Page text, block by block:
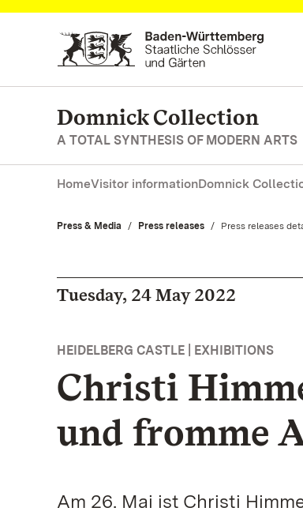
Navigate to main page
Domnick Collection
A TOTAL SYNTHESIS OF MODERN ARTS
HomeVisitor informationDomnick
Press & Media Press releases Current:
Press releases
Tuesday, 24 May 2022
HEIDELBERG CASTLE | EXHIBITIONS
Christi
und fromme
Am 26. Mai ist Christi